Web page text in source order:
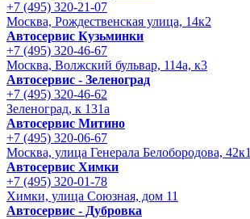
+7 (495) 320-21-07
Москва, Рождественская улица, 14к2
Автосервис Кузьминки
+7 (495) 320-46-67
Москва, Волжский бульвар, 114а, к3
Автосервис - Зеленоград
+7 (495) 320-46-62
Зеленоград, к 131а
Автосервис Митино
+7 (495) 320-06-67
Москва, улица Генерала Белобородова, 42к1
Автосервис Химки
+7 (495) 320-01-78
Химки, улица Союзная, дом 11
Автосервис - Дубровка